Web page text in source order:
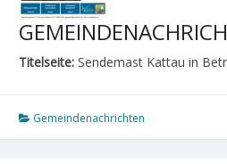
Titelseite: Sendemast Kattau in
Gemeindenachrichten